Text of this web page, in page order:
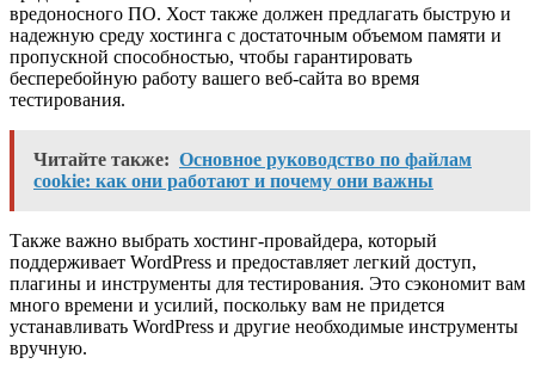
вредоносного ПО. Хост также должен предлагать быструю и
надежную среду хостинга с достаточным объемом памяти и
пропускной способностью, чтобы гарантировать
бесперебойную работу вашего веб-сайта во время
тестирования.
Читайте также: Основное руководство по файлам
cookie: как они работают и почему они важны
Также важно выбрать хостинг-провайдера, который
поддерживает WordPress и предоставляет легкий доступ,
плагины и инструменты для тестирования. Это сэкономит вам
много времени и усилий, поскольку вам не придется
устанавливать WordPress и другие необходимые инструменты
вручную.